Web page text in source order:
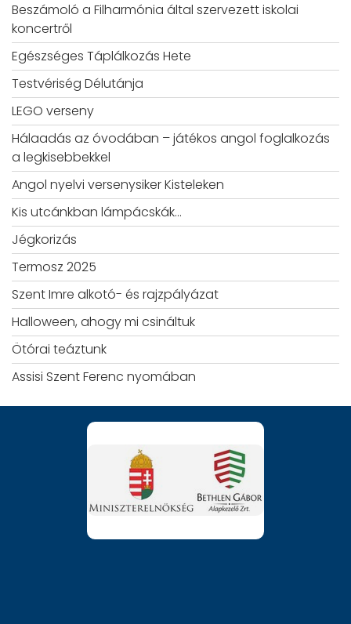
Beszámoló a Filharmónia által szervezett iskolai
koncertről
Egészséges Táplálkozás Hete
Testvériség Délutánja
LEGO verseny
Hálaadás az óvodában – játékos angol foglalkozás
a legkisebbekkel
Angol nyelvi versenysiker Kisteleken
Kis utcánkban lámpácskák…
Jégkorizás
Termosz 2025
Szent Imre alkotó- és rajzpályázat
Halloween, ahogy mi csináltuk
Ötórai teáztunk
Assisi Szent Ferenc nyomában